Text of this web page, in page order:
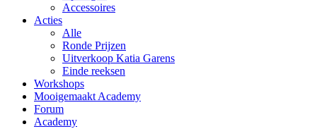
Accessoires
Acties
Alle
Ronde Prijzen
Uitverkoop Katia Garens
Einde reeksen
Workshops
Mooigemaakt Academy
Forum
Academy